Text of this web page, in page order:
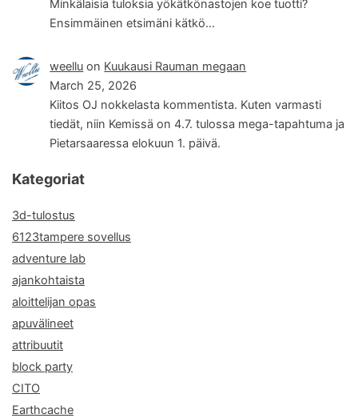
Minkälaisia tuloksia yökätkönastojen koe tuotti?
Ensimmäinen etsimäni kätkö…
weellu on Kuukausi Rauman megaan
March 25, 2026
Kiitos OJ nokkelasta kommentista. Kuten varmasti
tiedät, niin Kemissä on 4.7. tulossa mega-tapahtuma ja
Pietarsaaressa elokuun 1. päivä.
Kategoriat
3d-tulostus
6123tampere sovellus
adventure lab
ajankohtaista
aloittelijan opas
apuvälineet
attribuutit
block party
CITO
Earthcache